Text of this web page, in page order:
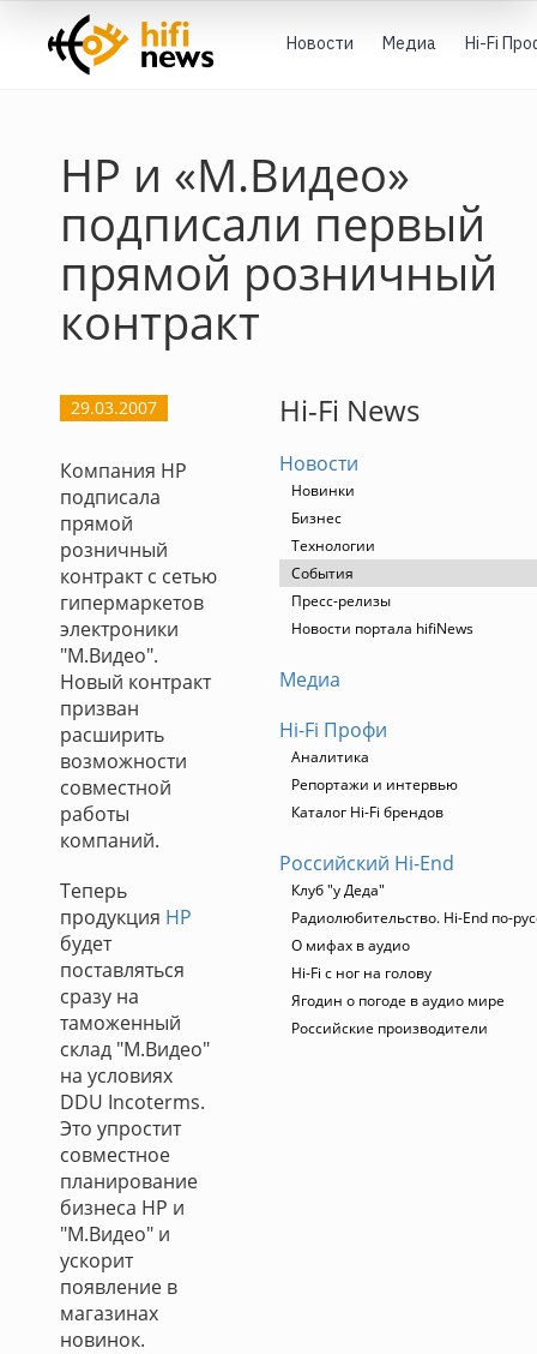
Новости Медиа Hi-Fi
НР и «М.Видео»
подписали первый
прямой розничный
контракт
29.03.2007
Компания НР
подписала
прямой
розничный
контракт с сетью
гипермаркетов
электроники
"М.Видео".
Новый контракт
призван
расширить
возможности
совместной
работы
компаний.
Теперь
продукция HP
будет
поставляться
сразу на
таможенный
склад "М.Видео"
на условиях
DDU Incoterms.
Это упростит
совместное
планирование
бизнеса HP и
"М.Видео" и
ускорит
появление в
магазинах
новинок.
Hi-Fi News
Новости
Новинки
Бизнес
Технологии
События
Пресс-релизы
Новости портала hifiNews
Медиа
Hi-Fi Профи
Аналитика
Репортажи и интервью
Каталог Hi-Fi брендов
Российский Hi-End
Клуб "у Деда"
Радиолюбительство. Hi-End по-
О мифах в аудио
Hi-Fi с ног на голову
Ягодин о погоде в аудио мире
Российские производители